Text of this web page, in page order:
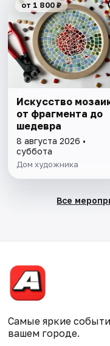
от 1 800 ₽
Искусство
от фрагмента до
шедевра
8 августа 2026 •
суббота
Дом художника
Все
Самые яркие
вашем городе.